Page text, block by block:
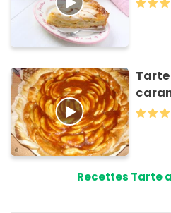
Recettes Tarte